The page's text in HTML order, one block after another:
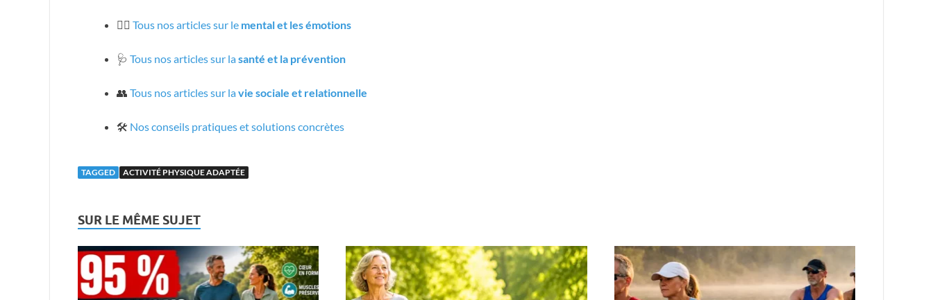
🧘‍♀️ Tous nos articles sur le mental et les émotions
🩺 Tous nos articles sur lasanté et la prévention
👥 Tous nos articles sur lavie sociale et relationnelle
🛠️ Nos conseils pratiques et solutions concrètes
TAGGED ACTIVITÉ PHYSIQUE ADAPTÉE
SUR LE MÊME SUJET